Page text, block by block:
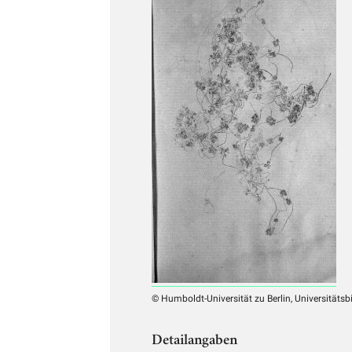
© Humboldt-Universität zu Berlin,
Detailangaben